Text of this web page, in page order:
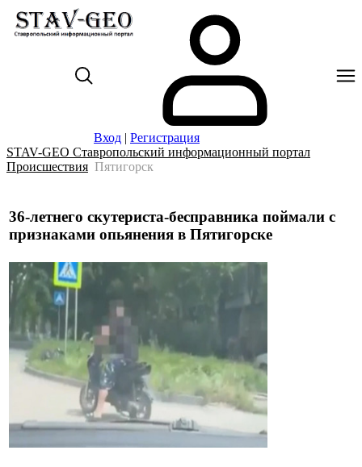
Вход | Регистрация
STAV-GEO Ставропольский информационный портал
Происшествия Пятигорск
36-летнего скутериста-бесправника поймали с
признаками опьянения в Пятигорске